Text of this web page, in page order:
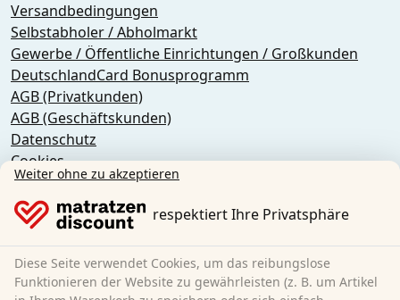
Versandbedingungen
Selbstabholer / Abholmarkt
Gewerbe / Öffentliche Einrichtungen / Großkunden
DeutschlandCard Bonusprogramm
AGB (Privatkunden)
AGB (Geschäftskunden)
Datenschutz
Cookies
Widerrufsbelehrung
Impressum
Vertrag widerrufen
Sleezzz GmbH
Weiter ohne zu akzeptieren
respektiert Ihre Privatsphäre
Diese Seite verwendet Cookies, um das reibungslose
Funktionieren der Website zu gewährleisten (z. B. um Artikel